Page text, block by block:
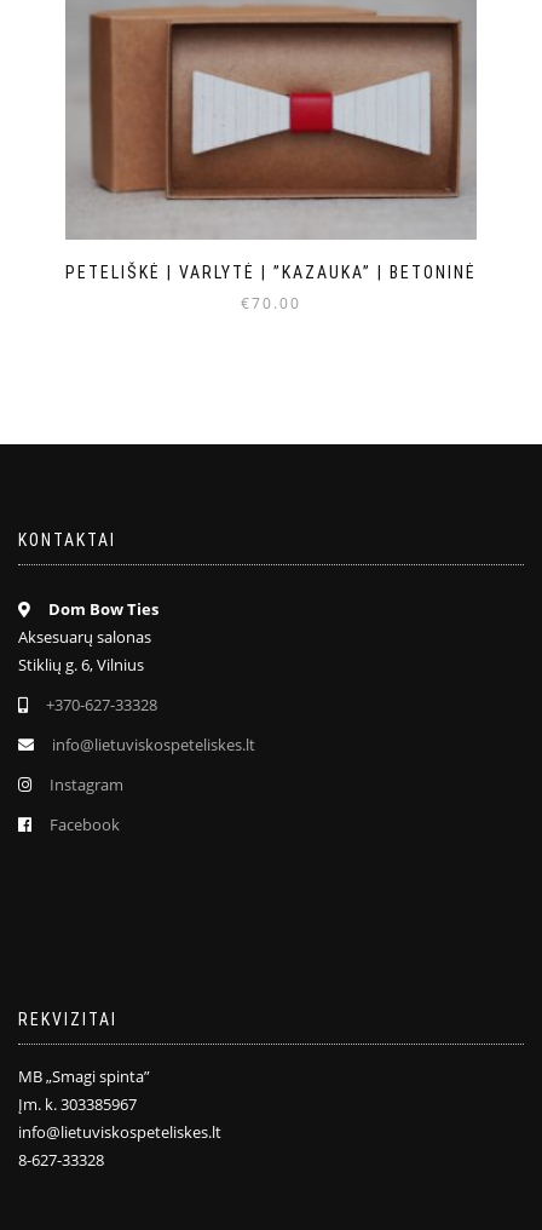
PETELIŠKĖ | VARLYTĖ | ”KAZAUKA” | BETONINĖ
€70.00
KONTAKTAI
Dom Bow Ties
Aksesuarų salonas
Stiklių g. 6, Vilnius
+370-627-33328
info@lietuviskospeteliskes.lt
Instagram
Facebook
REKVIZITAI
MB „Smagi spinta”
Įm. k. 303385967
info@lietuviskospeteliskes.lt
8-627-33328